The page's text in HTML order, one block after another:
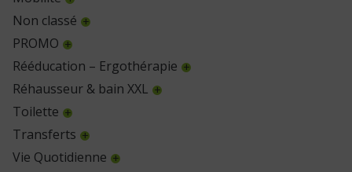
Non classé
PROMO
Rééducation – Ergothérapie
Réhausseur & bain XXL
Toilette
Transferts
Vie Quotidienne